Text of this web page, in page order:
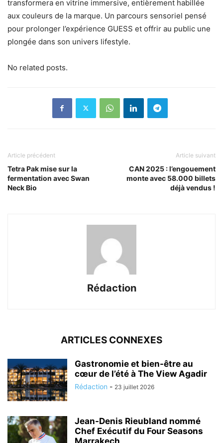
transformera en vitrine immersive, entièrement habillée
aux couleurs de la marque. Un parcours sensoriel pensé
pour prolonger l’expérience GUESS et offrir au public une
plongée dans son univers lifestyle.
No related posts.
Article précédent
Tetra Pak mise sur la
fermentation avec Swan
Neck Bio
Article suivant
CAN 2025 : l’engouement
monte avec 58.000 billets
déjà vendus !
Rédaction
ARTICLES CONNEXES
Gastronomie et bien-être au
cœur de l’été à The View Agadir
Rédaction - 23 juillet 2026
Jean-Denis Rieubland nommé
Chef Exécutif du Four Seasons
Marrakech